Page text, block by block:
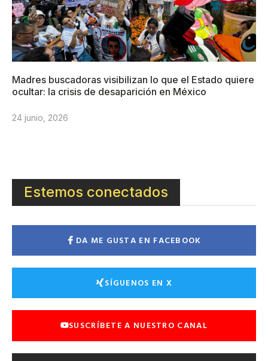
Madres buscadoras visibilizan lo que el Estado quiere
ocultar: la crisis de desaparición en México
24 junio, 2026
Estemos conectados
DA ME GUSTA EN FACEBOOK
SÍGUENOS EN X
SUSCRÍBETE A NUESTRO CANAL